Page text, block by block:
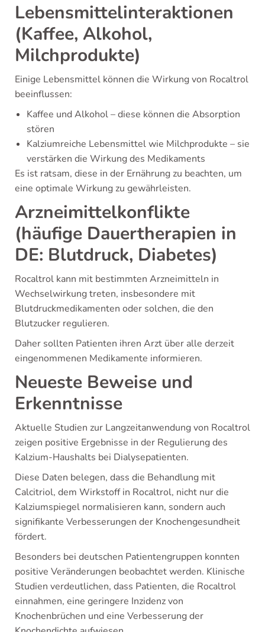
Lebensmittelinteraktionen
(Kaffee, Alkohol,
Milchprodukte)
Einige Lebensmittel können die Wirkung von Rocaltrol
beeinflussen:
Kaffee und Alkohol – diese können die Absorption
stören
Kalziumreiche Lebensmittel wie Milchprodukte – sie
verstärken die Wirkung des Medikaments
Es ist ratsam, diese in der Ernährung zu beachten, um
eine optimale Wirkung zu gewährleisten.
Arzneimittelkonflikte
(häufige Dauertherapien in
DE: Blutdruck, Diabetes)
Rocaltrol kann mit bestimmten Arzneimitteln in
Wechselwirkung treten, insbesondere mit
Blutdruckmedikamenten oder solchen, die den
Blutzucker regulieren.
Daher sollten Patienten ihren Arzt über alle derzeit
eingenommenen Medikamente informieren.
Neueste Beweise und
Erkenntnisse
Aktuelle Studien zur Langzeitanwendung von Rocaltrol
zeigen positive Ergebnisse in der Regulierung des
Kalzium-Haushalts bei Dialysepatienten.
Diese Daten belegen, dass die Behandlung mit
Calcitriol, dem Wirkstoff in Rocaltrol, nicht nur die
Kalziumspiegel normalisieren kann, sondern auch
signifikante Verbesserungen der Knochengesundheit
fördert.
Besonders bei deutschen Patientengruppen konnten
positive Veränderungen beobachtet werden. Klinische
Studien verdeutlichen, dass Patienten, die Rocaltrol
einnahmen, eine geringere Inzidenz von
Knochenbrüchen und eine Verbesserung der